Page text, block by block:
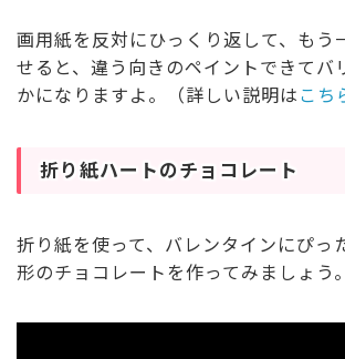
画用紙を反対にひっくり返して、もう
せると、違う向きのペイントできてバ
かになりますよ。（詳しい説明は こち
折り紙ハートのチョコレート
折り紙を使って、バレンタインにぴっ
形のチョコレートを作ってみましょう。